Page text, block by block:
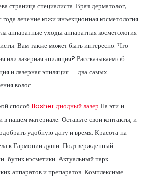
страница специалиста. Врач дерматолог,
лечение кожи инъекционная косметология
аппаратные уходы аппаратная косметология
Вам также может быть интересно. Что
или лазерная эпиляция? Рассказываем об
и лазерная эпиляция — два самых
волос.
способflasher диодный лазер На эти и
в нашем материале. Оставьте свои контакты, и
удобную дату и время. Красота на
к Гармонии души. Подтвержденный
бутик косметики. Актуальный парк
аппаратов и препаратов. Комплексные